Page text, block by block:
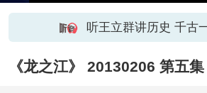
听王立群讲历史 千古
《龙之江》 20130206 第五